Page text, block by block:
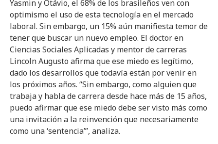
Yasmin y Otávio, el 68% de los brasileños ven con
optimismo el uso de esta tecnología en el mercado
laboral. Sin embargo, un 15% aún manifiesta temor de
tener que buscar un nuevo empleo. El doctor en
Ciencias Sociales Aplicadas y mentor de carreras
Lincoln Augusto afirma que ese miedo es legítimo,
dado los desarrollos que todavía están por venir en
los próximos años. “Sin embargo, como alguien que
trabaja y habla de carrera desde hace más de 15 años,
puedo afirmar que ese miedo debe ser visto más como
una invitación a la reinvención que necesariamente
como una ‘sentencia’”, analiza.